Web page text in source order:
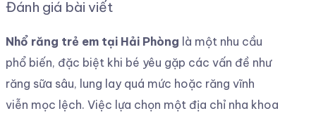
Đánh giá bài viết
Nhổ răng trẻ em tại Hải Phòng là một nhu cầu
phổ biến, đặc biệt khi bé yêu gặp các vấn đề như
răng sữa sâu, lung lay quá mức hoặc răng vĩnh
viễn mọc lệch. Việc lựa chọn một địa chỉ nha khoa